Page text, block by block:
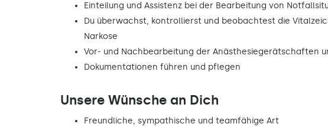
Einteilung und Assistenz bei der Bearbeitung von
Du überwachst, kontrollierst und beobachtest die
Narkose
Vor- und Nachbearbeitung der Anästhesiegerätschaften
Dokumentationen führen und pflegen
Unsere Wünsche an Dich
Freundliche, sympathische und teamfähige Art